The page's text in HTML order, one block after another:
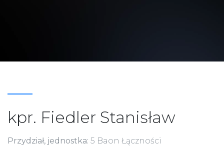
kpr. Fiedler Stanisław
Przydział, jednostka: 5 Baon Łączności